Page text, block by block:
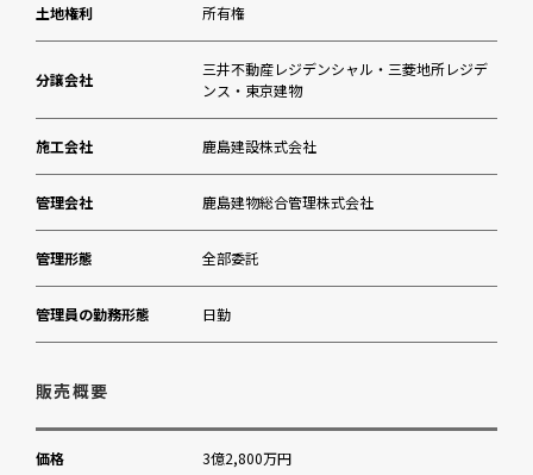
土地権利 所有権
分譲会社
三井不動産レジデンシャル・三菱地所レジデ
ンス・東京建物
施工会社 鹿島建設株式会社
管理会社 鹿島建物総合管理株式会社
管理形態 全部委託
管理員の勤務形態 日勤
販売概要
価格 3億2,800万円